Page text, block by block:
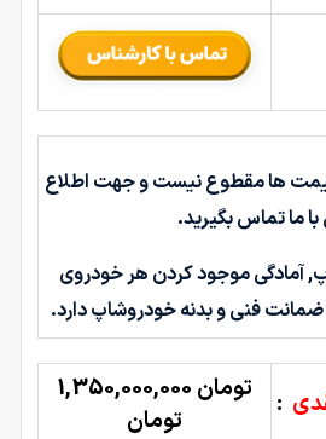
ها مقطوع نیست و جهت اطلاع
ما تماس بگیرید.
آمادگی موجود کردن هر خودروی
ضمانت فنی و بدنه خودروشاپ دارد.
:
تومان 1,350,000,000
تومان